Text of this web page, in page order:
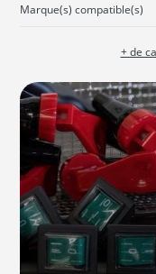
Marque(s) compatible(s)
+ de